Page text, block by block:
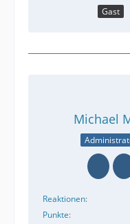
Gast
Michael
Reaktionen
Punkte